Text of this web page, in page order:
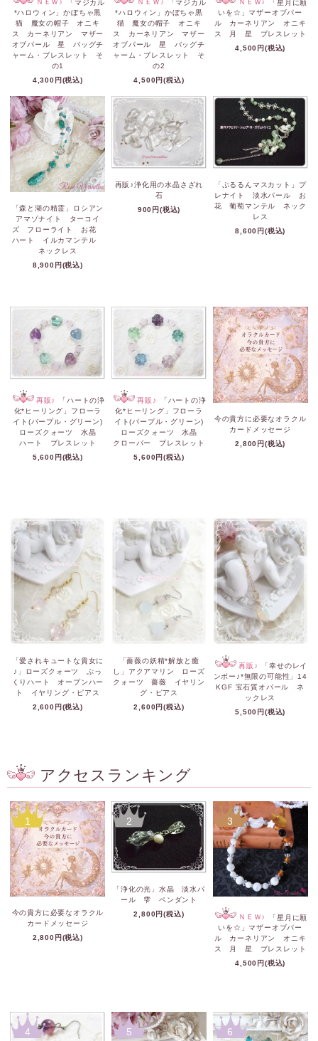
ＮＥＷ♪
「マジカル
*ハロウィン」かぼちゃ黒
猫 魔女の帽子 オニキ
ス カーネリアン マザー
オブパール 星 バッグチ
ャーム・ブレスレット そ
の1
4,300円(税込)
ＮＥＷ♪
「マジカル
*ハロウィン」かぼちゃ黒
猫 魔女の帽子 オニキ
ス カーネリアン マザー
オブパール 星 バッグチ
ャーム・ブレスレット そ
の2
4,500円(税込)
ＮＥＷ♪
「星月に願
いを☆」マザーオブパー
ル カーネリアン オニキ
ス 月 星 ブレスレット
4,500円(税込)
「森と湖の精霊」ロシアン
アマゾナイト ターコイ
ズ フローライト お花
ハート イルカマンテル
ネックレス
8,900円(税込)
再販♪浄化用の水晶さざれ
石
900円(税込)
「ぷるるんマスカット」プ
レナイト 淡水パール お
花 葡萄マンテル ネック
レス
8,600円(税込)
再販♪
「ハートの浄
化*ヒーリング」フローラ
イト(パープル・グリーン)
ローズクォーツ 水晶
ハート ブレスレット
5,600円(税込)
再販♪
「ハートの浄
化*ヒーリング」フローラ
イト(パープル・グリーン)
ローズクォーツ 水晶
クローバー ブレスレット
5,600円(税込)
今の貴方に必要なオラクル
カードメッセージ
2,800円(税込)
「愛されキュートな貴女に
♪」ローズクォーツ ぷっ
くりハート オープンハー
ト イヤリング・ピアス
2,600円(税込)
「薔薇の妖精*解放と癒
し」アクアマリン ローズ
クォーツ 薔薇 イヤリン
グ・ピアス
2,600円(税込)
再販♪
「幸せのレイ
ンボー♪*無限の可能性」14
KGF 宝石質オパール ネ
ックレス
5,500円(税込)
アクセスランキング
1
今の貴方に必要なオラクル
カードメッセージ
2,800円(税込)
2
「浄化の光」水晶 淡水パ
ール 雫 ペンダント
2,800円(税込)
3
ＮＥＷ♪
「星月に願
いを☆」マザーオブパー
ル カーネリアン オニキ
ス 月 星 ブレスレット
4,500円(税込)
4 5 6